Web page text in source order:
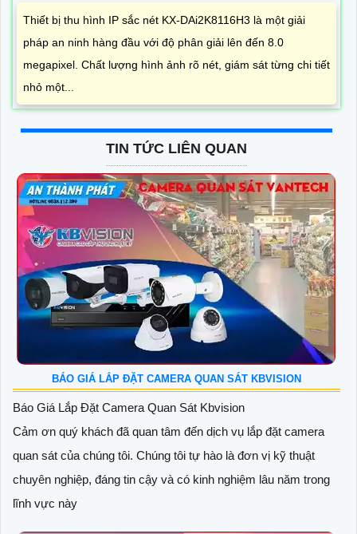
Thiết bị thu hình IP sắc nét KX-DAi2K8116H3 là một giải
pháp an ninh hàng đầu với độ phân giải lên đến 8.0
megapixel. Chất lượng hình ảnh rõ nét, giám sát từng chi tiết
nhỏ một...
TIN TỨC LIÊN QUAN
BÁO GIÁ LẮP ĐẶT CAMERA QUAN SÁT KBVISION
Báo Giá Lắp Đặt Camera Quan Sát Kbvision
Cảm ơn quý khách đã quan tâm đến dịch vụ lắp đặt camera
quan sát của chúng tôi. Chúng tôi tự hào là đơn vị kỹ thuật
chuyên nghiệp, đáng tin cậy và có kinh nghiệm lâu năm trong
lĩnh vực này